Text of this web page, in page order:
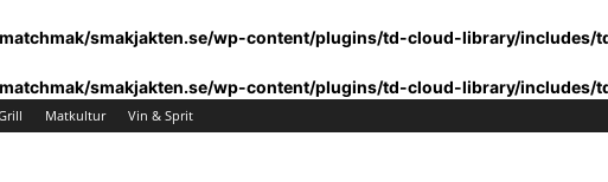
smakjakten.se/wp-content/plugins/td-cloud-library/includes/
smakjakten.se/wp-content/plugins/td-cloud-library/includes/
Matkultur Vin & Sprit